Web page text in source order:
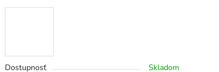
Dostupnosť
Skladom